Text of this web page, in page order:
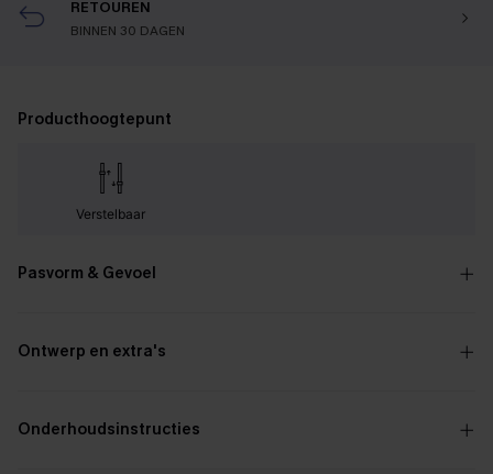
RETOUREN
BINNEN 30 DAGEN
Producthoogtepunt
Verstelbaar
Pasvorm & Gevoel
Ontwerp en extra's
Onderhoudsinstructies